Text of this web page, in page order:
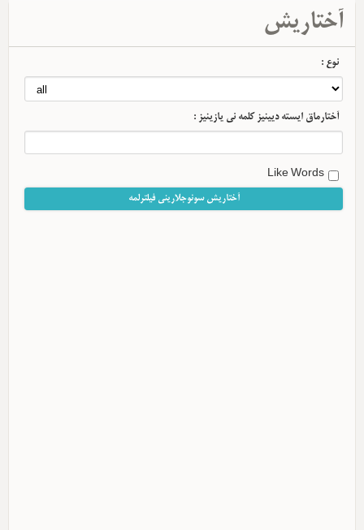
آختاریش
نوع :
آختارماق ایسته دیینیز کلمه نی یازینیز :
Like Words